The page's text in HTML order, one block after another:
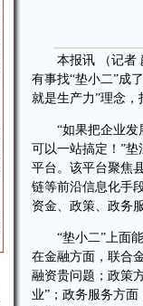
本报讯 （记者 颜
有事找“垫小二”成
就是生产力”理念，
“如果把企业发展
可以一站搞定！”
平台。该平台聚焦
链等前沿信息化手
资金、政策、政务
“垫小二”上面能
在金融方面，联合
融资贵问题；政策
业”；政务服务方